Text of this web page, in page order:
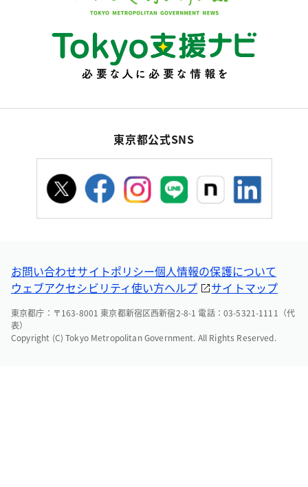
東京都公式SNS
お問い合わせサイトポリシー個人情報の保護について
ウェブアクセシビリティ使い方ヘルプ サイトマップ
東京都庁：〒163-8001 東京都新宿区西新宿2-8-1 電話：03-5321-1111（代
表）
Copyright (C) Tokyo Metropolitan Government. All Rights Reserved.